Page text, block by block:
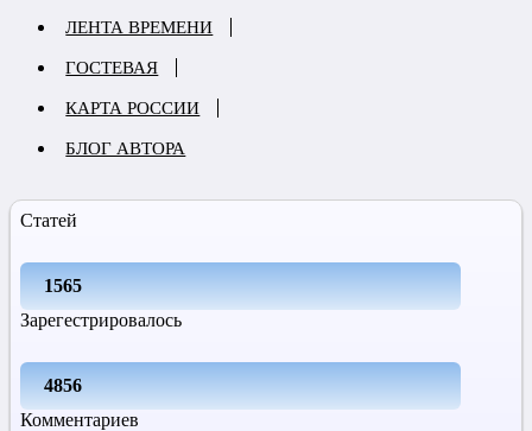
ЛЕНТА ВРЕМЕНИ
ГОСТЕВАЯ
КАРТА РОССИИ
БЛОГ АВТОРА
Статей
1565
Зарегестрировалось
4856
Комментариев